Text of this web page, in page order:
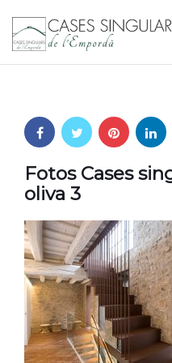
Fotos Cases
oliva 3